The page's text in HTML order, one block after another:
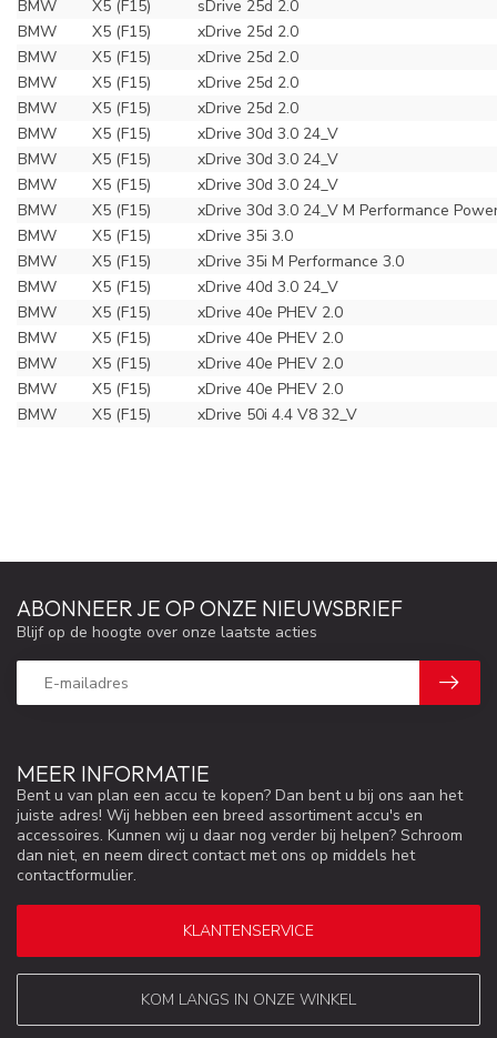
BMW X5 (F15)
sDrive 25d 2.0
BMW
X5 (F15)
xDrive 25d 2.0
BMW
X5 (F15)
xDrive 25d 2.0
BMW
X5 (F15)
xDrive 25d 2.0
BMW
X5 (F15)
xDrive 25d 2.0
BMW
X5 (F15)
xDrive 30d 3.0 24_V
BMW
X5 (F15)
xDrive 30d 3.0 24_V
BMW
X5 (F15)
xDrive 30d 3.0 24_V
BMW
X5 (F15)
xDrive 30d 3.0 24_V M Performance
BMW
X5 (F15)
xDrive 35i 3.0
BMW
X5 (F15)
xDrive 35i M Performance 3.0
BMW
X5 (F15)
xDrive 40d 3.0 24_V
BMW
X5 (F15)
xDrive 40e PHEV 2.0
BMW
X5 (F15)
xDrive 40e PHEV 2.0
BMW
X5 (F15)
xDrive 40e PHEV 2.0
BMW
X5 (F15)
xDrive 40e PHEV 2.0
BMW
X5 (F15) xDrive 50i 4.4 V8 32_V
MEER INFORMATIE
Bent u van plan een accu te kopen? Dan bent u bij ons aan het
juiste adres! Wij hebben een breed assortiment accu's en
accessoires. Kunnen wij u daar nog verder bij helpen? Schroom
dan niet, en neem direct contact met ons op middels het
contactformulier.
KLANTENSERVICE
KOM LANGS IN ONZE WINKEL
ABONNEER JE OP ONZE NIEUWSBRIEF
Blijf op de hoogte over onze laatste acties